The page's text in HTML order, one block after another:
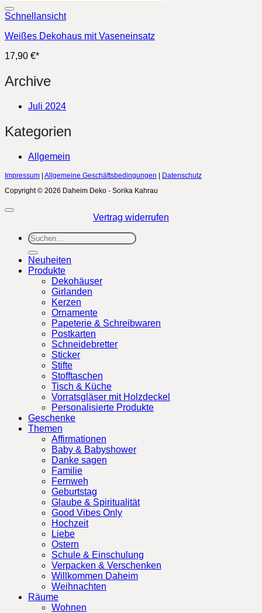
Schnellansicht
Weißes Dekohaus mit Vaseneinsatz
17,90 €*
Archive
Juli 2024
Kategorien
Allgemein
Impressum | Allgemeine Geschäftsbedingungen | Datenschutz
Copyright © 2026 Daheim Deko - Sorika Kahrau
Vertrag widerrufen
Suchen
nach:
Neuheiten
Produkte
Dekohäuser
Girlanden
Kerzen
Ornamente
Papeterie & Schreibwaren
Postkarten
Schneidebretter
Sticker
Stifte
Stofftaschen
Tisch & Küche
Vorratsgläser mit Holzdeckel
Personalisierte Produkte
Geschenke
Themen
Affirmationen
Baby & Babyshower
Danke sagen
Familie
Fernweh
Geburtstag
Glaube & Spiritualität
Good Vibes Only
Hochzeit
Liebe
Ostern
Schule & Einschulung
Verpacken & Verschenken
Willkommen Daheim
Weihnachten
Räume
Wohnen